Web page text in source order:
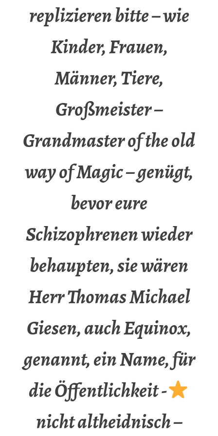
replizieren bitte – wie
Kinder, Frauen,
Männer, Tiere,
Großmeister –
Grandmaster of the old
way of Magic – genügt,
bevor eure
Schizophrenen wieder
behaupten, sie wären
Herr Thomas Michael
Giesen, auch Equinox,
genannt, ein Name, für
die Öffentlichkeit -
nicht altheidnisch –